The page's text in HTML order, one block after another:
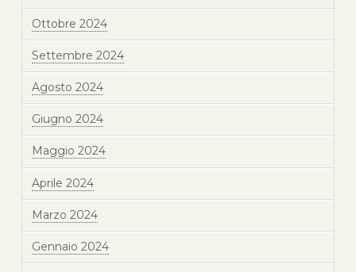
Ottobre 2024
Settembre 2024
Agosto 2024
Giugno 2024
Maggio 2024
Aprile 2024
Marzo 2024
Gennaio 2024